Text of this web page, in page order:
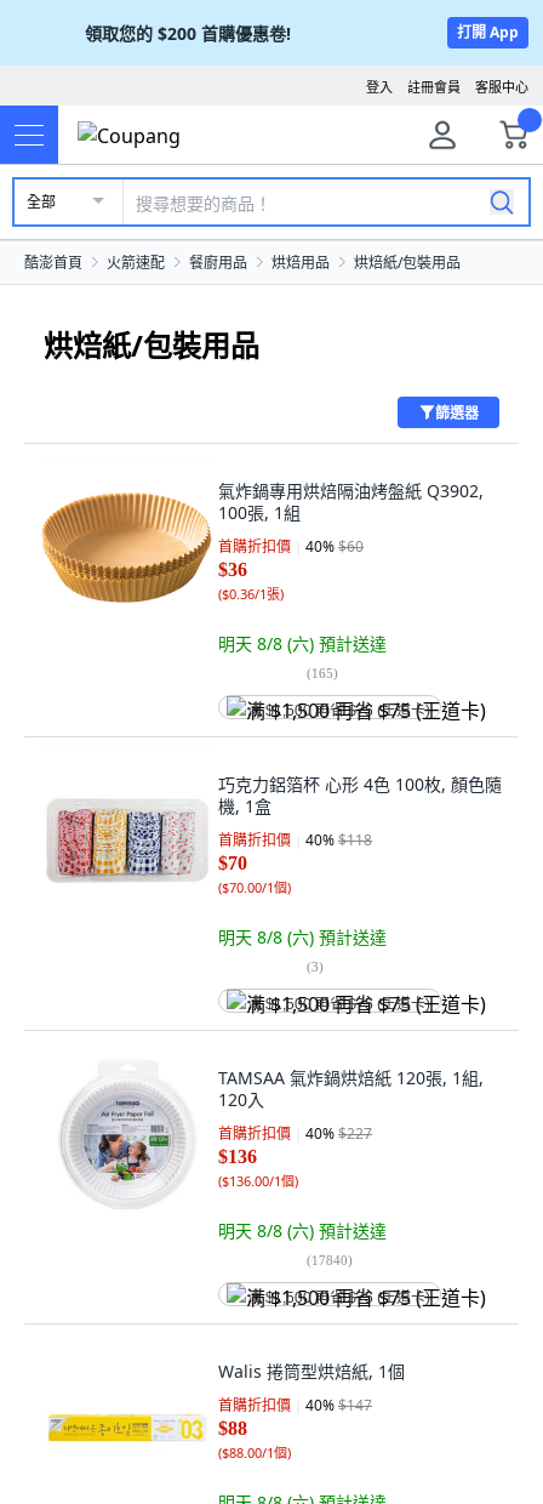
領取您的 $200 首購優惠卷! 打開 App
客服中心
註冊會員
登入
全部
酷澎首頁 火箭速配 餐廚用品 烘焙用品 烘焙紙/包裝用品
烘焙紙/包裝用品
篩選器
氣炸鍋專用烘焙隔油烤盤紙 Q3902,
100張, 1組
首購折扣價 40%$60
$36
($0.36/1張)
明天 8/8 (六) 預計送達
(165)
满 $1,500 再省 $75 (王道卡)
巧克力鋁箔杯 心形 4色 100枚, 顏色隨
機, 1盒
首購折扣價 40%$118
$70
($70.00/1個)
明天 8/8 (六) 預計送達
(3)
满 $1,500 再省 $75 (王道卡)
TAMSAA 氣炸鍋烘焙紙 120張, 1組,
120入
首購折扣價 40%$227
$136
($136.00/1個)
明天 8/8 (六) 預計送達
(17840)
满 $1,500 再省 $75 (王道卡)
Walis 捲筒型烘焙紙, 1個
首購折扣價 40%$147
$88
($88.00/1個)